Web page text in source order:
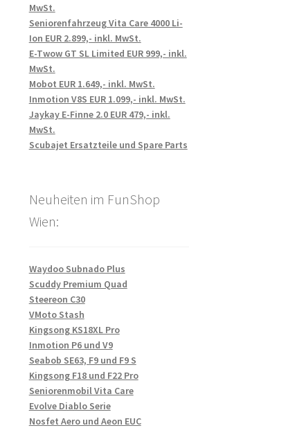
MwSt.
Seniorenfahrzeug Vita Care 4000 Li-
Ion EUR 2.899,- inkl. MwSt.
E-Twow GT SL Limited EUR 999,- inkl.
MwSt.
Mobot EUR 1.649,- inkl. MwSt.
Inmotion V8S EUR 1.099,- inkl. MwSt.
Jaykay E-Finne 2.0 EUR 479,- inkl.
MwSt.
Scubajet Ersatzteile und Spare Parts
Neuheiten im FunShop
Wien:
Waydoo Subnado Plus
Scuddy Premium Quad
Steereon C30
VMoto Stash
Kingsong KS18XL Pro
Inmotion P6 und V9
Seabob SE63, F9 und F9 S
Kingsong F18 und F22 Pro
Seniorenmobil Vita Care
Evolve Diablo Serie
Nosfet Aero und Aeon EUC